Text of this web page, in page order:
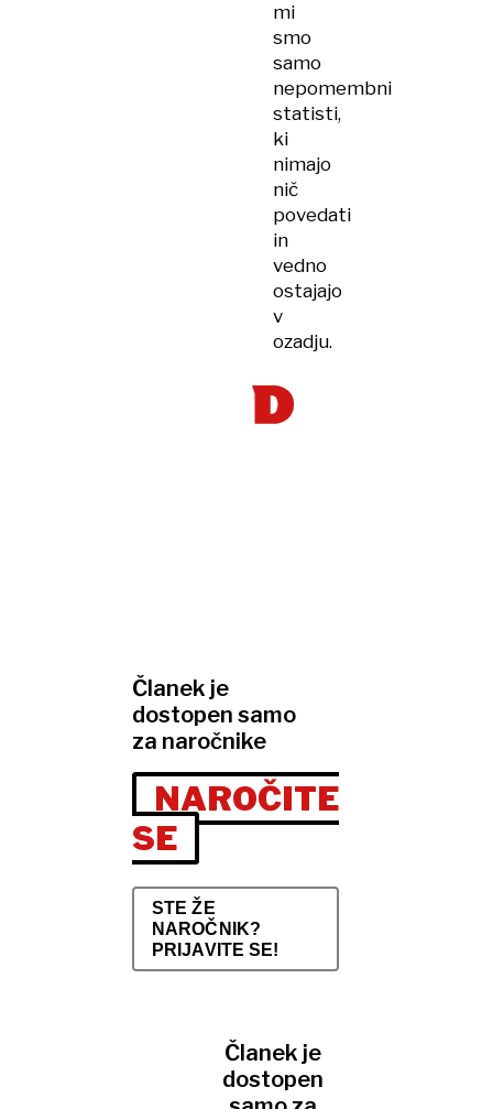
mi
smo
samo
nepomembni
statisti,
ki
nimajo
nič
povedati
in
vedno
ostajajo
v
ozadju.
Članek je
dostopen samo
za naročnike
NAROČITE
SE
STE ŽE
NAROČNIK?
PRIJAVITE SE!
Članek je
dostopen